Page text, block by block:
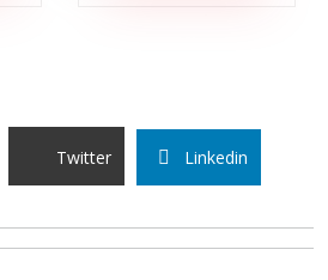
Twitter Linkedin